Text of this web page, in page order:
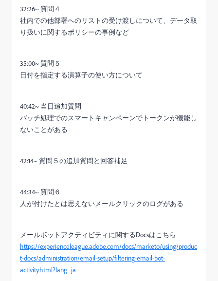
32:26~ 質問４
社内での他部署へのリストの受け渡しについて、データ取
り扱いに関するポリシーの事例など
35:00~ 質問５
日付を指定する演算子の使い方について
40:42~ 当日追加質問
バッチ処理でのスマートキャンペーンでトークンが機能し
ないことがある
42:14~ 質問５の追加質問と回答補足
44:34~ 質問６
人が付けたとは思えないメールクリックのログがある
メールボットアクティビティに関するDocsはこちら
https://experienceleague.adobe.com/docs/marketo/using/produc
t-docs/administration/email-setup/filtering-email-bot-
activity.html?lang=ja